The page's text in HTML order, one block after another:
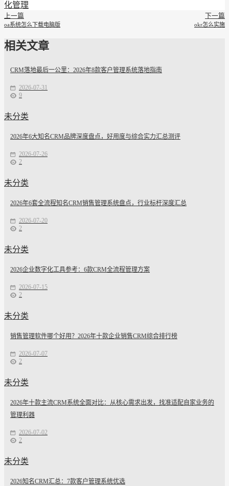
化管理
上一篇
oa系统怎么下载电脑版
下一篇
okr怎么实施
相关文章
CRM落地最后一公里：2026年8款客户管理系统落地指南
2026-07-31
9
未分类
2026年6大知名CRM品牌深度盘点，好用度与综合实力汇总测评
2026-07-26
2
未分类
2026年6套全流程知名CRM销售管理系统盘点，行业标杆深度汇总
2026-07-20
2
未分类
2026企业数字化工具参考：6款CRM全流程管理方案
2026-07-15
2
未分类
销售管理软件哪个好用？2026年十款企业销售CRM综合排行榜
2026-07-07
2
未分类
2026年十款主流CRM系统全面对比：从核心需求出发，找准适配自家业务的
管理利器
2026-07-02
2
未分类
2026知名CRM汇总：7款客户管理系统优选